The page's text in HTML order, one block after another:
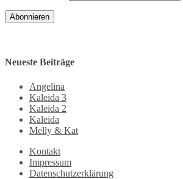
Abonnieren
Neueste Beiträge
Angelina
Kaleida 3
Kaleida 2
Kaleida
Melly & Kat
Kontakt
Impressum
Datenschutzerklärung